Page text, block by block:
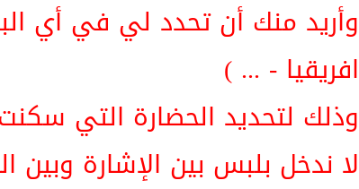
وأريد منك أن تحدد لي في أي
افريقيا - ... )
وذلك لتحديد الحضارة التي
لا ندخل بلبس بين الإشارة وبين